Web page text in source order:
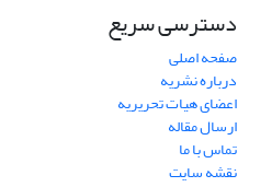
دسترسی سریع
صفحه اصلی
درباره نشریه
اعضای هیات تحریریه
ارسال مقاله
تماس با ما
نقشه سایت